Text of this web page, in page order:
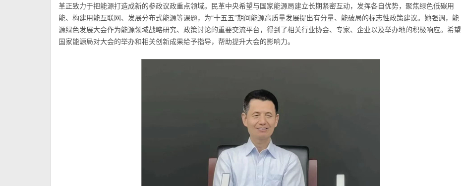
革正致力于把能源打造成新的参政议政重点领域。民革中央希望与国家能源局建立长期紧密互动，发挥各自优势，聚焦绿色低碳用
能、构建用能互联网、发展分布式能源等课题，为“十五五”期间能源高质量发展提出有分量、能破局的标志性政策建议。她强调，能
源绿色发展大会作为能源领域战略研究、政策讨论的重要交流平台，得到了相关行业协会、专家、企业以及举办地的积极响应。希望
国家能源局对大会的举办和相关创新成果给予指导，帮助提升大会的影响力。